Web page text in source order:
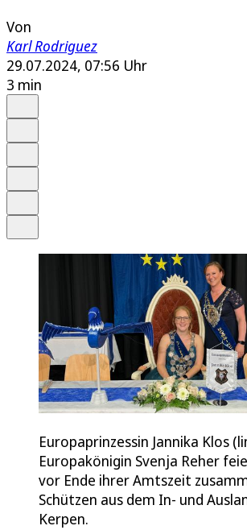
Von
Karl Rodriguez
29.07.2024, 07:56 Uhr
3 min
Europaprinzessin Jannika Klos
Europakönigin Svenja Reher
vor Ende ihrer Amtszeit
Schützen aus dem In- und
Kerpen.